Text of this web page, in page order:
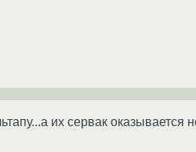
их сервак оказывается